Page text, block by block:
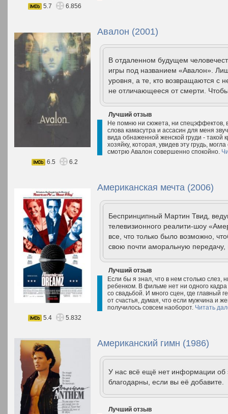
5.7
6.856
Авалон (2001)
В отдаленном будущем
игры под названием «Авалон».
уровня, а те, кто возвращаются с
не отличающееся от смерти.
Лучший отзыв
Не помню ни сюжета, ни спецэффектов,
слова камасутра и ассасин для меня
вида обнаженной женской груди - такой
хозяйку, которая, увидев эту грудь,
смотрю Авалон совершенно спокойно.
6.5
6.2
Американская мечта (2006)
Беспринципный Мартин Твид,
телевизионного реалити-шоу
все, что только было возможно,
свою почти аморальную
Лучший отзыв
Если бы я знал, что в нем столько слез,
ребенком. В фильме нет ни одного
со свадьбой. И много сцен, где главный
от счастья, думая, что если мужчина и
получилось совсем наоборот. Читать
5.4
5.832
Американский гимн (1986)
У нас всё ещё нет информации
благодарны, если вы её добавите.
Лучший отзыв